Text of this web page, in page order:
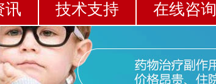
讯
技术支持 在线咨询